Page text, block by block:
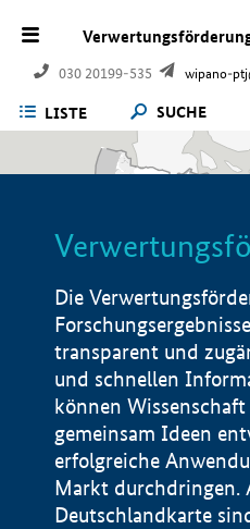
030 20199-535 wipano-
LISTE SUCHE
Die
transparent und
und schnellen
können
gemeinsam Ideen
erfolgreiche
Markt durchdringen.
Deutschlandkarte